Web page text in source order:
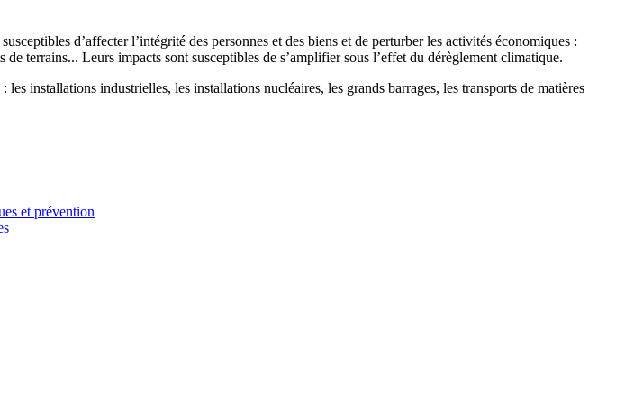
d’affecter l’intégrité des personnes et des biens et de perturber les activités économiques :
terrains... Leurs impacts sont susceptibles de s’amplifier sous l’effet du dérèglement climatique.
installations industrielles, les installations nucléaires, les grands barrages, les transports de matières
et prévention